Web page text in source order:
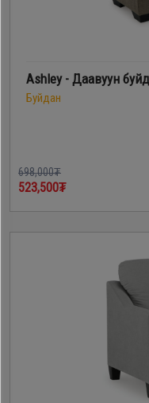
Ashley - Даавуун
Буйдан
698,000₮
523,500₮